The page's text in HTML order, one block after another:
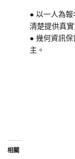
● 以一人為
清楚提供真
● 幾何資訊
主。
相關